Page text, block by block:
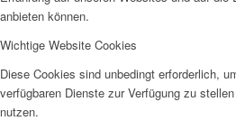
anbieten können.
Wichtige Website Cookies
Diese Cookies sind unbedingt erforderlich,
verfügbaren Dienste zur Verfügung zu
nutzen.